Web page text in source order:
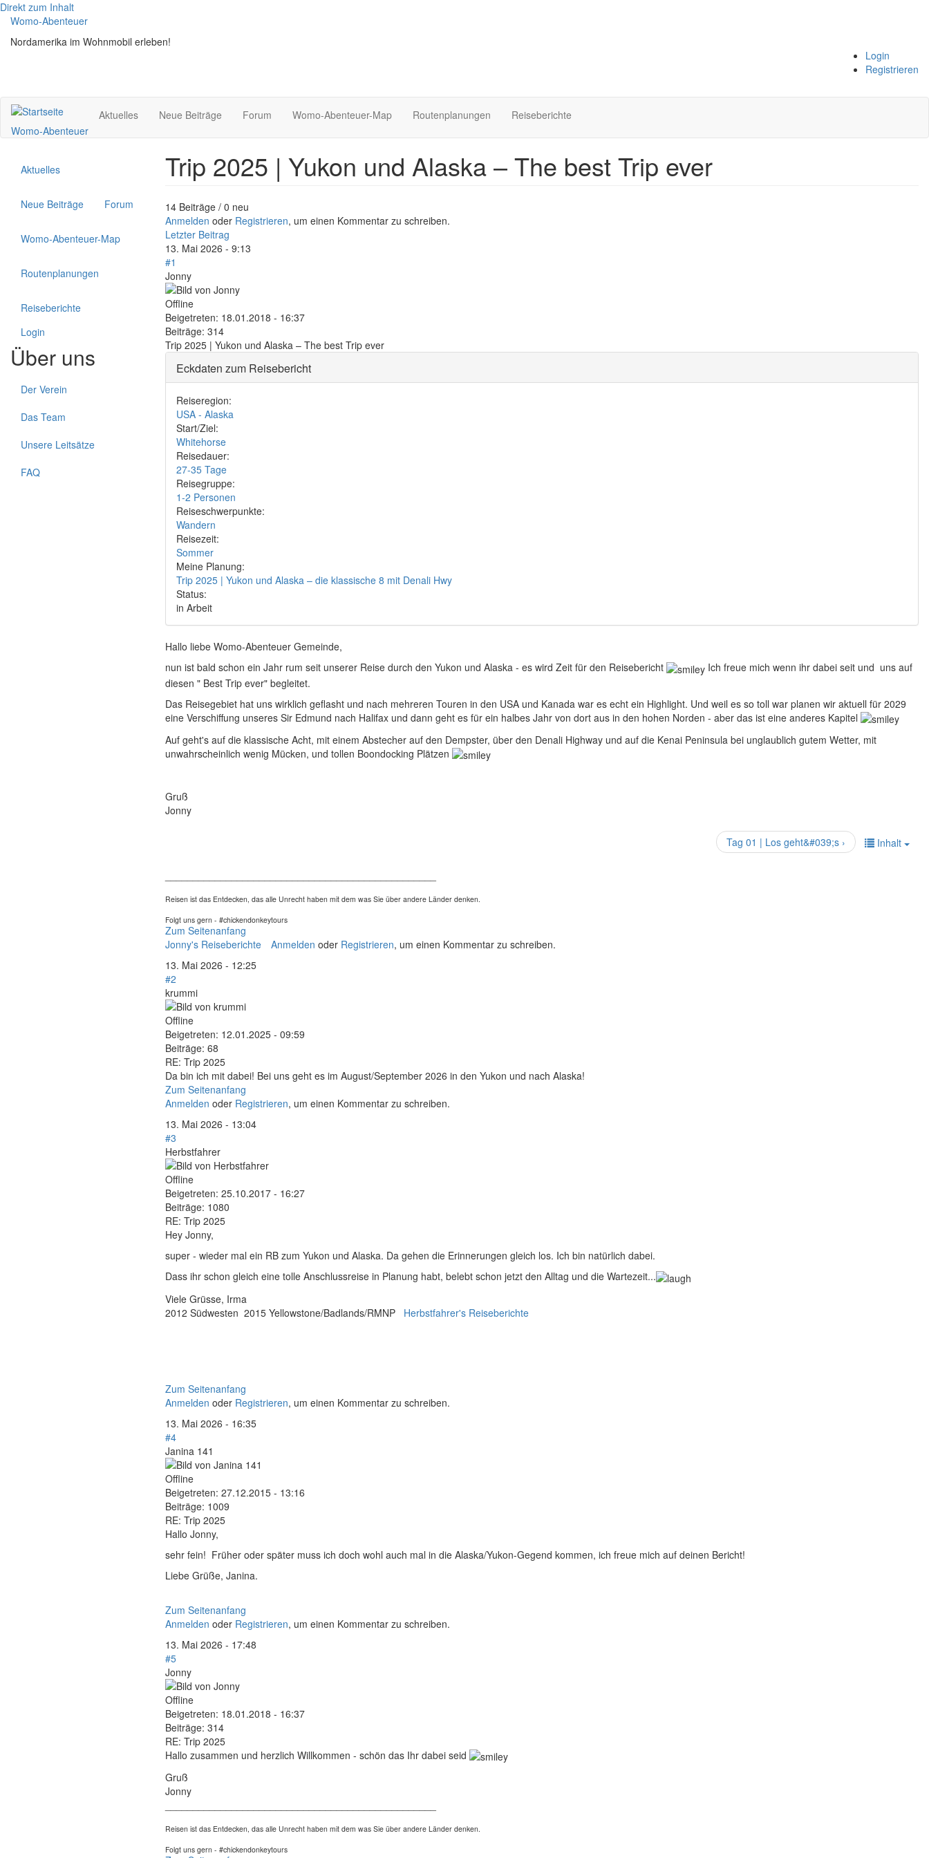
Direkt zum Inhalt
Womo-Abenteuer
Nordamerika im Wohnmobil erleben!
Login
Registrieren
Womo-Abenteuer
Aktuelles Neue Beiträge Forum Womo-Abenteuer-Map Routenplanungen Reiseberichte
Aktuelles
Neue Beiträge Forum
Womo-Abenteuer-Map
Routenplanungen
Reiseberichte
Login
Über uns
Der Verein
Das Team
Unsere Leitsätze
FAQ
Trip 2025 | Yukon und Alaska – The best Trip ever
14 Beiträge / 0 neu
Anmelden oder Registrieren, um einen Kommentar zu schreiben.
Letzter Beitrag
13. Mai 2026 - 9:13
#1
Jonny
Offline
Beigetreten: 18.01.2018 - 16:37
Beiträge: 314
Trip 2025 | Yukon und Alaska – The best Trip ever
Eckdaten zum Reisebericht
Reiseregion:
USA - Alaska
Start/Ziel:
Whitehorse
Reisedauer:
27-35 Tage
Reisegruppe:
1-2 Personen
Reiseschwerpunkte:
Wandern
Reisezeit:
Sommer
Meine Planung:
Trip 2025 | Yukon und Alaska – die klassische 8 mit Denali Hwy
Status:
in Arbeit
Hallo liebe Womo-Abenteuer Gemeinde,
nun ist bald schon ein Jahr rum seit unserer Reise durch den Yukon und Alaska - es wird Zeit für den Reisebericht
Ich freue mich wenn ihr dabei seit und uns auf
diesen " Best Trip ever" begleitet.
Das Reisegebiet hat uns wirklich geflasht und nach mehreren Touren in den USA und Kanada war es echt ein Highlight. Und weil es so toll war planen wir aktuell für 2029
eine Verschiffung unseres Sir Edmund nach Halifax und dann geht es für ein halbes Jahr von dort aus in den hohen Norden - aber das ist eine anderes Kapitel
Auf geht's auf die klassische Acht, mit einem Abstecher auf den Dempster, über den Denali Highway und auf die Kenai Peninsula bei unglaublich gutem Wetter, mit
unwahrscheinlich wenig Mücken, und tollen Boondocking Plätzen
Gruß
Jonny
Inhalt
Tag 01 | Los geht&#039;s ›
Reisen ist das Entdecken, das alle Unrecht haben mit dem was Sie über andere Länder denken.
Folgt uns gern - #chickendonkeytours
Zum Seitenanfang
Jonny's Reiseberichte
Anmelden oder Registrieren, um einen Kommentar zu schreiben.
13. Mai 2026 - 12:25
#2
krummi
Offline
Beigetreten: 12.01.2025 - 09:59
Beiträge: 68
RE: Trip 2025
Da bin ich mit dabei! Bei uns geht es im August/September 2026 in den Yukon und nach Alaska!
Zum Seitenanfang
Anmelden oder Registrieren, um einen Kommentar zu schreiben.
13. Mai 2026 - 13:04
#3
Herbstfahrer
Offline
Beigetreten: 25.10.2017 - 16:27
Beiträge: 1080
RE: Trip 2025
Hey Jonny,
super - wieder mal ein RB zum Yukon und Alaska. Da gehen die Erinnerungen gleich los. Ich bin natürlich dabei.
Dass ihr schon gleich eine tolle Anschlussreise in Planung habt, belebt schon jetzt den Alltag und die Wartezeit...
Viele Grüsse, Irma
2012 Südwesten 2015 Yellowstone/Badlands/RMNP Herbstfahrer's Reiseberichte
Zum Seitenanfang
Anmelden oder Registrieren, um einen Kommentar zu schreiben.
13. Mai 2026 - 16:35
#4
Janina 141
Offline
Beigetreten: 27.12.2015 - 13:16
Beiträge: 1009
RE: Trip 2025
Hallo Jonny,
sehr fein! Früher oder später muss ich doch wohl auch mal in die Alaska/Yukon-Gegend kommen, ich freue mich auf deinen Bericht!
Liebe Grüße, Janina.
Zum Seitenanfang
Anmelden oder Registrieren, um einen Kommentar zu schreiben.
13. Mai 2026 - 17:48
#5
Jonny
Offline
Beigetreten: 18.01.2018 - 16:37
Beiträge: 314
RE: Trip 2025
Hallo zusammen und herzlich Willkommen - schön das Ihr dabei seid
Gruß
Jonny
Reisen ist das Entdecken, das alle Unrecht haben mit dem was Sie über andere Länder denken.
Folgt uns gern - #chickendonkeytours